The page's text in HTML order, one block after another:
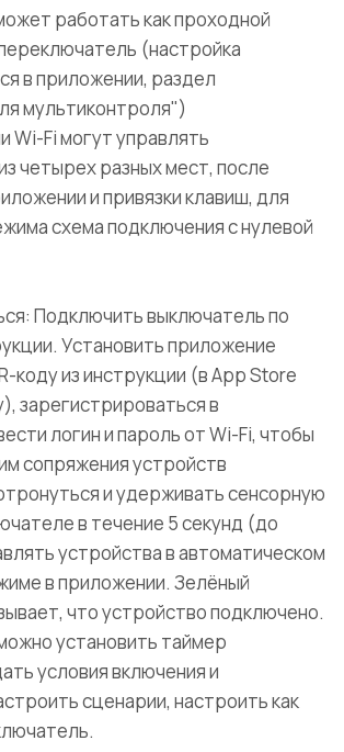
работать как проходной
(настройка
в приложении, раздел
мультиконтроля")
Wi-Fi могут управлять
четырех разных мест, после
и привязки клавиш, для
схема подключения с нулевой
Подключить выключатель по
Установить приложение
коду из инструкции (в App Store
зарегистрироваться в
логин и пароль от Wi-Fi, чтобы
сопряжения устройств
и удерживать сенсорную
в течение 5 секунд (до
устройства в автоматическом
в приложении. Зелёный
что устройство подключено.
установить таймер
условия включения и
сценарии, настроить как